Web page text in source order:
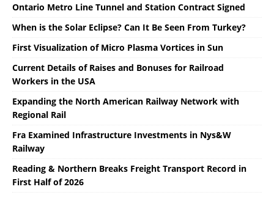
Ontario Metro Line Tunnel and Station Contract Signed
When is the Solar Eclipse? Can It Be Seen From Turkey?
First Visualization of Micro Plasma Vortices in Sun
Current Details of Raises and Bonuses for Railroad
Workers in the USA
Expanding the North American Railway Network with
Regional Rail
Fra Examined Infrastructure Investments in Nys&W
Railway
Reading & Northern Breaks Freight Transport Record in
First Half of 2026